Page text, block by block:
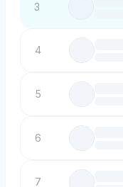
3
4
5
6
7